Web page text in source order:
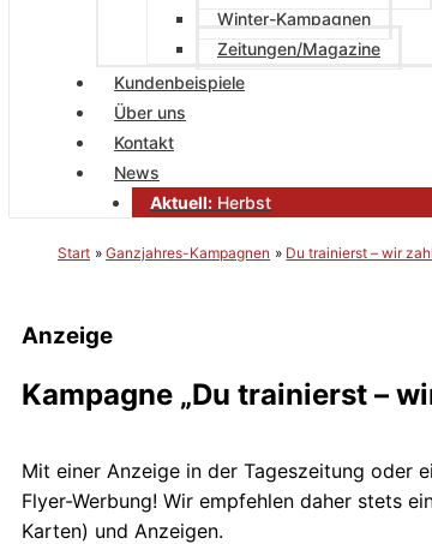
Winter-Kampagnen
Zeitungen/Magazine
Kundenbeispiele
Über uns
Kontakt
News
Aktuell: Herbst
Start Ganzjahres-Kampagnen Du trainierst – wir
Anzeige
Kampagne „Du trainierst –
Mit einer Anzeige in der Tageszeitung oder
Flyer-Werbung! Wir empfehlen daher stets
Karten) und Anzeigen.